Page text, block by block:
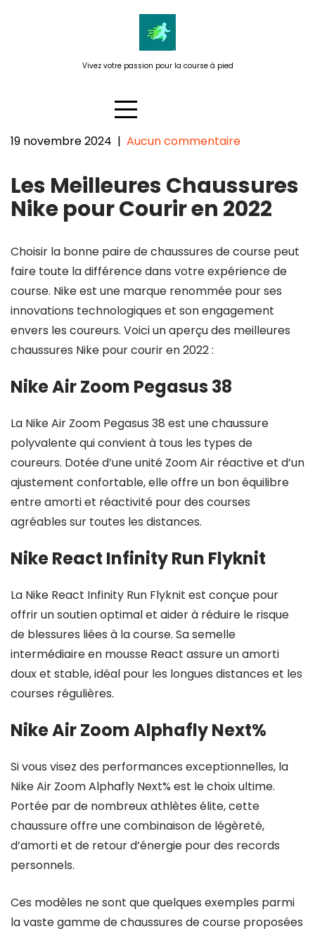
Vivez votre passion pour la course à pied
pour Courir en 2022: Trouvez
Votre Alliée de Course Parfaite
19 novembre 2024 | Aucun commentaire
Les Meilleures Chaussures
Nike pour Courir en 2022
Choisir la bonne paire de chaussures de course peut
faire toute la différence dans votre expérience de
course. Nike est une marque renommée pour ses
innovations technologiques et son engagement
envers les coureurs. Voici un aperçu des meilleures
chaussures Nike pour courir en 2022 :
Nike Air Zoom Pegasus 38
La Nike Air Zoom Pegasus 38 est une chaussure
polyvalente qui convient à tous les types de
coureurs. Dotée d’une unité Zoom Air réactive et d’un
ajustement confortable, elle offre un bon équilibre
entre amorti et réactivité pour des courses
agréables sur toutes les distances.
Nike React Infinity Run Flyknit
La Nike React Infinity Run Flyknit est conçue pour
offrir un soutien optimal et aider à réduire le risque
de blessures liées à la course. Sa semelle
intermédiaire en mousse React assure un amorti
doux et stable, idéal pour les longues distances et les
courses régulières.
Nike Air Zoom Alphafly Next%
Si vous visez des performances exceptionnelles, la
Nike Air Zoom Alphafly Next% est le choix ultime.
Portée par de nombreux athlètes élite, cette
chaussure offre une combinaison de légèreté,
d’amorti et de retour d’énergie pour des records
personnels.
Ces modèles ne sont que quelques exemples parmi
la vaste gamme de chaussures de course proposées